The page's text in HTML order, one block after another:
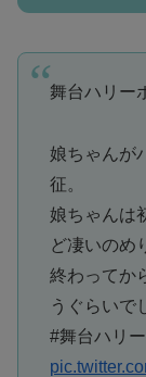
舞台ハリー
娘ちゃんが
征。
娘ちゃんは
ど凄いのめ
終わってか
うぐらいで
#舞台ハリ